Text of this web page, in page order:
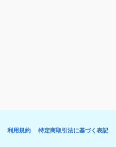
利用規約 特定商取引法に基づく表記